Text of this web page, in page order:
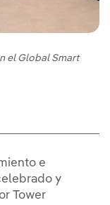
el Global Smart
e
y
Tower